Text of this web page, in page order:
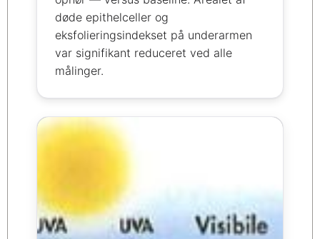
døde epithelceller og
eksfolieringsindekset på underarmen
var signifikant reduceret ved alle
målinger.